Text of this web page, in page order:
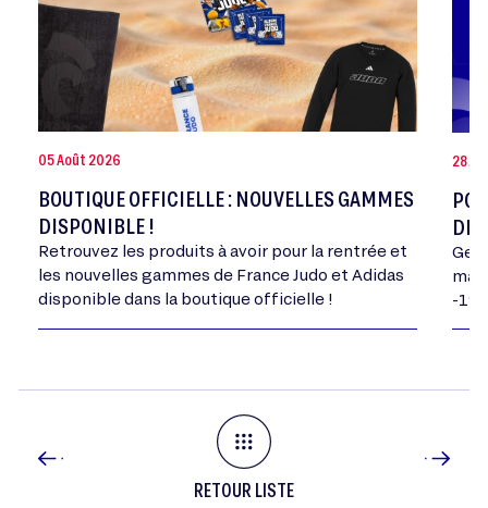
05 Août 2026
BOUTIQUE OFFICIELLE : NOUVELLES GAMMES
DISPONIBLE !
Retrouvez les produits à avoir pour la rentrée et
les nouvelles gammes de France Judo et Adidas
disponible dans la boutique officielle !
28
DE
-
RETOUR LISTE